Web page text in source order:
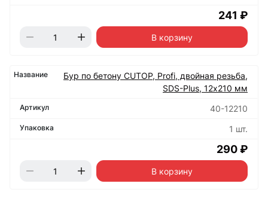
241 ₽
В корзину
Бур по бетону CUTOP, Profi, двойная резьба,
SDS-Plus, 12х210 мм
40-12210
1 шт.
290 ₽
В корзину